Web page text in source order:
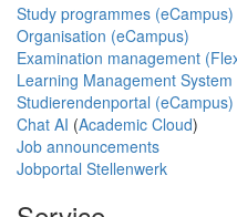
Study programmes (eCampus)
Organisation (eCampus)
Examination management
Learning Management System
Studierendenportal (eCampus)
Chat AI (Academic Cloud)
Job announcements
Jobportal Stellenwerk